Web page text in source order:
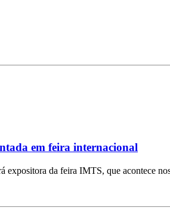
em feira internacional
expositora da feira IMTS, que acontece